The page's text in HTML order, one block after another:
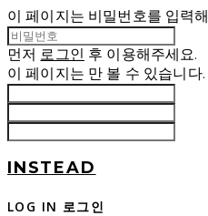
이 페이지는 비밀번호를 입력
먼저 로그인 후 이용해주세요.
이 페이지는 만 볼 수 있습니다.
INSTEAD
LOG IN 로그인